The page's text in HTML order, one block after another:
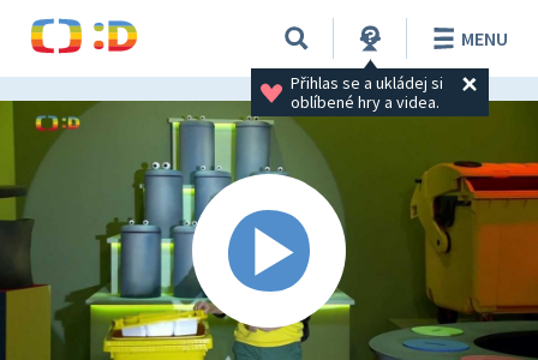
Přihlas se a ukládej si
oblíbené hry a videa.
MENU